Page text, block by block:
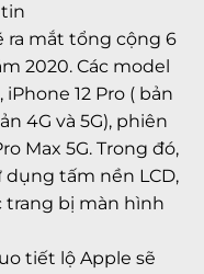
ra mắt tổng cộng 6
2020. Các model
12 Pro ( bản
4G và 5G), phiên
Max 5G. Trong đó,
dụng tấm nền LCD,
trang bị màn hình
tiết lộ Apple sẽ